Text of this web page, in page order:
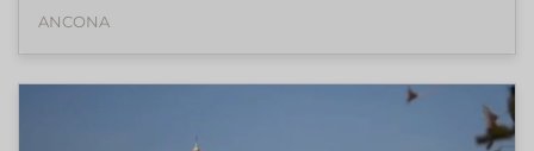
ANCONA